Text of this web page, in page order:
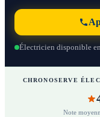
Électricien disponible
CHRONOSERVE
Note